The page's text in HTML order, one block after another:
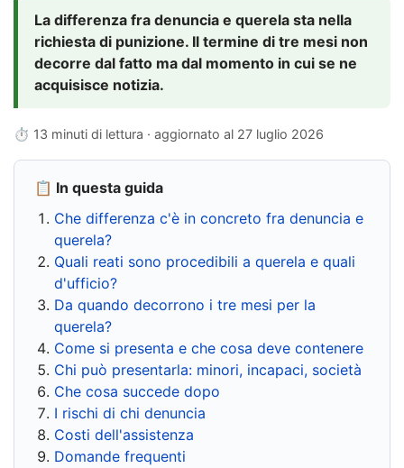
La differenza fra denuncia e querela sta nella
richiesta di punizione. Il termine di tre mesi non
decorre dal fatto ma dal momento in cui se ne
acquisisce notizia.
⏱ 13 minuti di lettura · aggiornato al 27 luglio 2026
📋 In questa guida
Che differenza c'è in concreto fra denuncia e
querela?
Quali reati sono procedibili a querela e quali
d'ufficio?
Da quando decorrono i tre mesi per la
querela?
Come si presenta e che cosa deve contenere
Chi può presentarla: minori, incapaci, società
Che cosa succede dopo
I rischi di chi denuncia
Costi dell'assistenza
Domande frequenti